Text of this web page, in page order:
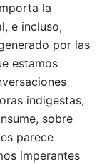
la
e incluso,
por las
estamos
indigestas,
sobre
parece
imperantes